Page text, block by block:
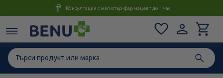
Консултация с магистър-фармацевт до 1 час